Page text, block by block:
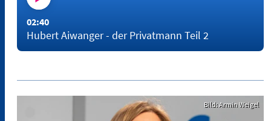
02:40
Hubert Aiwanger - der Privatmann Teil 2
Bild: Armin Weigel